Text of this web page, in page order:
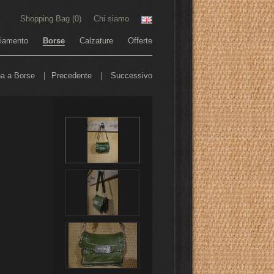
Shopping Bag (0) Chi siamo
Borse Calzature Offerte
a Borse Precedente Successivo